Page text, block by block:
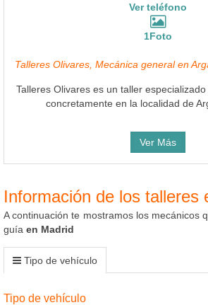
Ver teléfono
1Foto
Talleres Olivares, Mecánica general en
Talleres Olivares es un taller
concretamente en la localidad de
Ver Más
Información de los talleres
A continuación te mostramos los mecánicos
guía en Madrid
Tipo de vehículo
Tipo de vehículo